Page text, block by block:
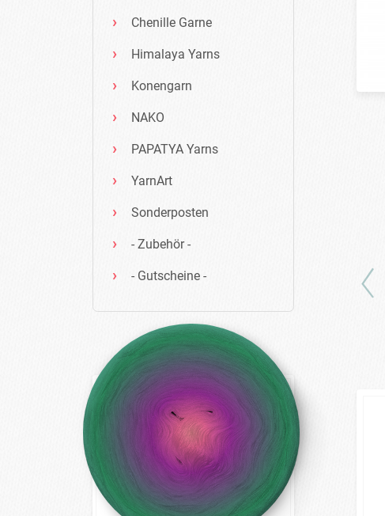
Chenille Garne
Himalaya Yarns
Konengarn
NAKO
PAPATYA Yarns
YarnArt
Sonderposten
- Zubehör -
- Gutscheine -